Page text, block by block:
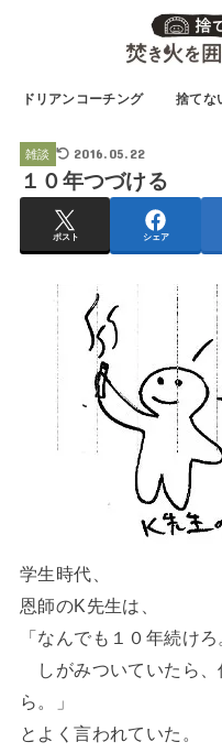
ドリアンコーチング 捨てな
雑談 2016.05.22
１０年つづける
ポスト シェア
学生時代、
恩師のK先生は、
「なんでも１０年続けろ
しがみついていたら、
ら。」
とよく言われていた。